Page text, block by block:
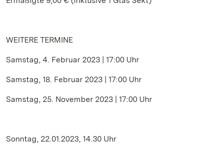
WEITERE TERMINE
Samstag, 4. Februar 2023 | 17:00 Uhr
Samstag, 18. Februar 2023 | 17:00 Uhr
Samstag, 25. November 2023 | 17:00 Uhr
Sonntag, 22.01.2023, 14.30 Uhr